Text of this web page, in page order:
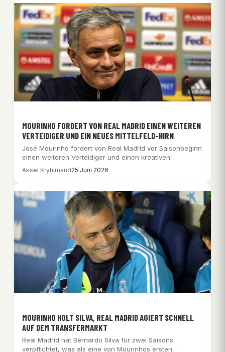
MOURINHO FORDERT VON REAL MADRID EINEN WEITEREN
VERTEIDIGER UND EIN NEUES MITTELFELD-HIRN
José Mourinho fordert von Real Madrid vor Saisonbeginn
einen weiteren Verteidiger und einen kreativen
Mittelfeldspieler,…
Aksel Kryhlmand25 Juni 2026
MOURINHO HOLT SILVA, REAL MADRID AGIERT SCHNELL
AUF DEM TRANSFERMARKT
Real Madrid hat Bernardo Silva für zwei Saisons
verpflichtet, was als eine von Mourinhos ersten…